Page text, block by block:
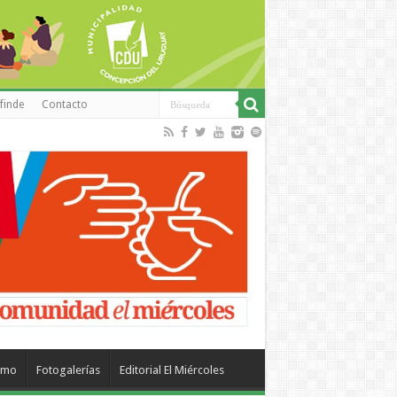
Contacto
Fotogalerías Editorial El Miércoles